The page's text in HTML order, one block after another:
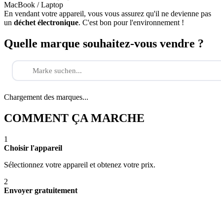
MacBook / Laptop
En vendant votre appareil, vous vous assurez qu'il ne devienne pas
un déchet électronique. C'est bon pour l'environnement !
Quelle marque souhaitez-vous vendre ?
Chargement des marques...
COMMENT ÇA MARCHE
1
Choisir l'appareil
Sélectionnez votre appareil et obtenez votre prix.
2
Envoyer gratuitement